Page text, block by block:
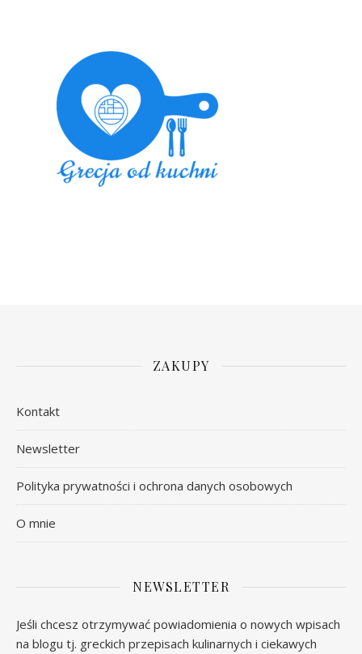
ZAKUPY
Kontakt
Newsletter
Polityka prywatności i ochrona danych osobowych
O mnie
NEWSLETTER
Jeśli chcesz otrzymywać powiadomienia o nowych wpisach
na blogu tj. greckich przepisach kulinarnych i ciekawych